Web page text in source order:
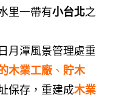
里一帶有小台北之
月潭風景管理處重
木業工廠、 貯木
保存，重建成木業